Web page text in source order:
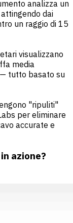
analizza un
dai
un raggio di 15
visualizzano
media
— tutto basato su
"ripuliti"
per eliminare
accurate e
azione?